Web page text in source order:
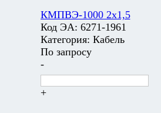
КМПВЭ-1000 2х1,5
Код ЭА: 6271-1961
Категория: Кабель
По запросу
-
+